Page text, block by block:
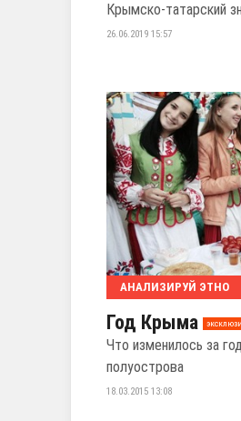
Крымско-татарский
26.06.2019 15:57
АНАЛИЗИРУЙ ЭТНО
Год Крыма
Что изменилось за
полуострова
18.03.2015 13:08